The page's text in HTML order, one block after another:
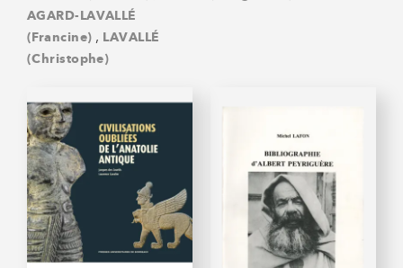
AGARD-LAVALLÉ
(Francine) , LAVALLÉ
(Christophe)